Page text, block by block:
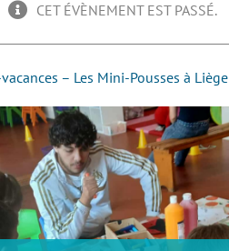
CET ÉVÈNEMENT EST PASSÉ.
– Les Mini-Pousses à Liège